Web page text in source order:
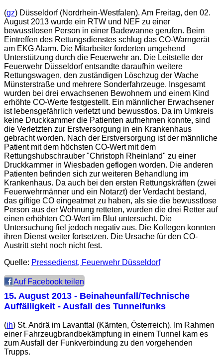
(gz) Düsseldorf (Nordrhein-Westfalen). Am Freitag, den 02.
August 2013 wurde ein RTW und NEF zu einer
bewusstlosen Person in einer Badewanne gerufen. Beim
Eintreffen des Rettungsdienstes schlug das CO-Warngerät
am EKG Alarm. Die Mitarbeiter forderten umgehend
Unterstützung durch die Feuerwehr an. Die Leitstelle der
Feuerwehr Düsseldorf entsandte daraufhin weitere
Rettungswagen, den zuständigen Löschzug der Wache
Münsterstraße und mehrere Sonderfahrzeuge. Insgesamt
wurden bei drei erwachsenen Bewohnern und einem Kind
erhöhte CO-Werte festgestellt. Ein männlicher Erwachsener
ist lebensgefährlich verletzt und bewusstlos. Da im Umkreis
keine Druckkammer die Patienten aufnehmen konnte, sind
die Verletzten zur Erstversorgung in ein Krankenhaus
gebracht worden. Nach der Erstversorgung ist der männliche
Patient mit dem höchsten CO-Wert mit dem
Rettungshubschrauber "Christoph Rheinland" zu einer
Druckkammer in Wiesbaden geflogen worden. Die anderen
Patienten befinden sich zur weiteren Behandlung im
Krankenhaus. Da auch bei den ersten Rettungskräften (zwei
Feuerwehrmänner und ein Notarzt) der Verdacht bestand,
das giftige CO eingeatmet zu haben, als sie die bewusstlose
Person aus der Wohnung retteten, wurden die drei Retter auf
einen erhöhten CO-Wert im Blut untersucht. Die
Untersuchung fiel jedoch negativ aus. Die Kollegen konnten
ihren Dienst weiter fortsetzen. Die Ursache für den CO-
Austritt steht noch nicht fest.
Quelle: Pressedienst, Feuerwehr Düsseldorf
Auf Facebook teilen
15. August 2013 - Beinaheunfall/Technische
Auffälligkeit - Ausfall des Tunnelfunks
(ih) St. Andrä im Lavanttal (Kärnten, Österreich). Im Rahmen
einer Fahrzeugbrandbekämpfung in einem Tunnel kam es
zum Ausfall der Funkverbindung zu den vorgehenden
Trupps.